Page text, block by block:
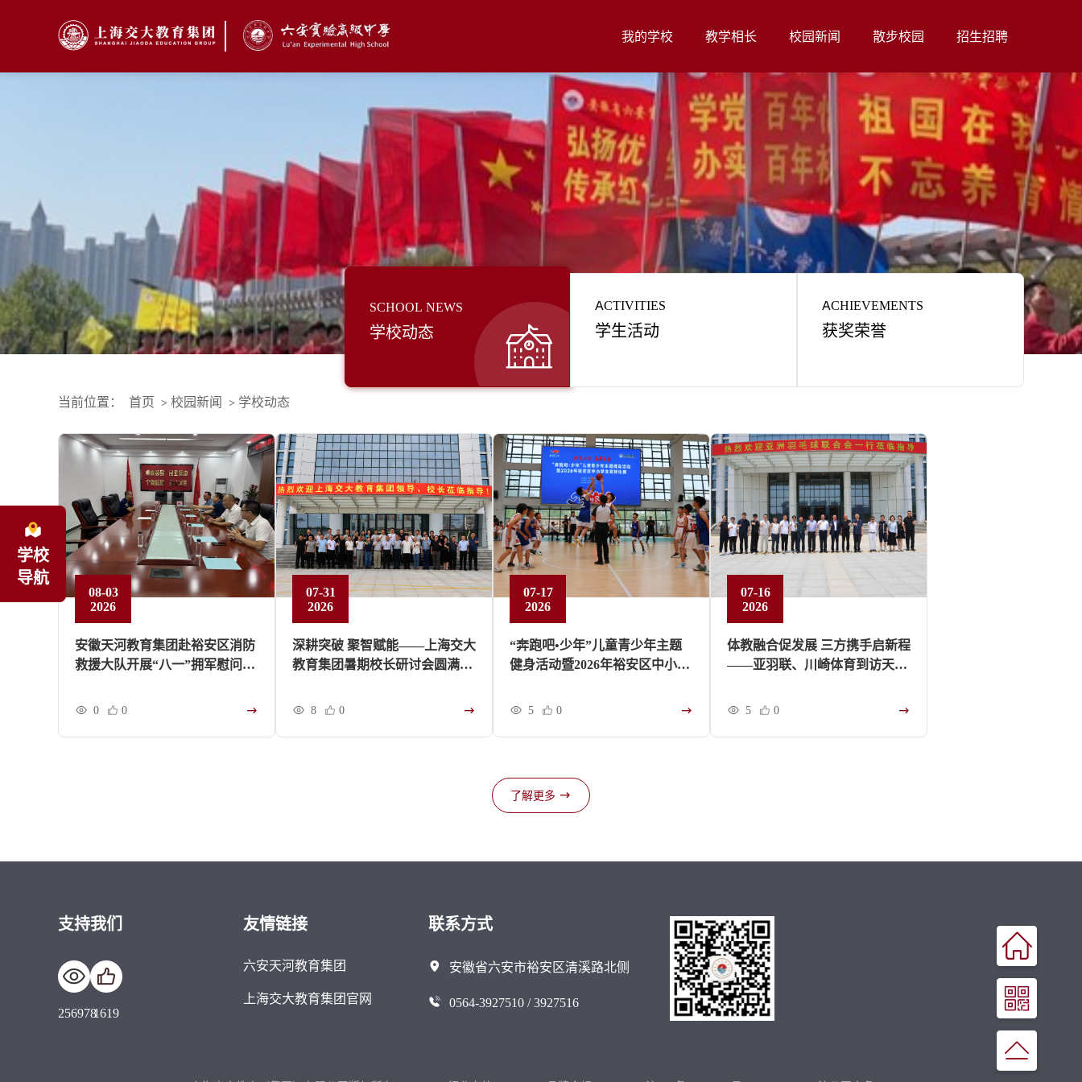
我的学校 教学相长 校园新闻 散步校园 招生招聘
SCHOOL NEWS
学校动态
ACTIVITIES
学生活动
ACHIEVEMENTS
获奖荣誉
当前位置： 首页 > 校园新闻 > 学校动态
08-03
2026
安徽天河教育集团赴裕安区消防
救援大队开展“八一”拥军慰问活
0 0
07-31
2026
深耕突破 聚智赋能——上海交大
教育集团暑期校长研讨会圆满举
8 0
07-17
2026
“奔跑吧•少年”儿童青少年主题
健身活动暨2026年裕安区中小学
5 0
07-16
2026
体教融合促发展 三方携手启新程
——亚羽联、川崎体育到访天河
院校共建
5 0
了解更多
支持我们
2569781619
友情链接
六安天河教育集团
上海交大教育集团官网
联系方式
安徽省六安市裕安区清溪路北侧
0564-3927510 / 3927516
学校
导航